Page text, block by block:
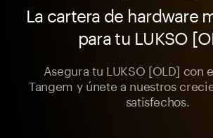
La cartera de hardware
para tu LUKSO
Asegura tu LUKSO [OLD] con
Tangem y únete a nuestros
satisfechos.